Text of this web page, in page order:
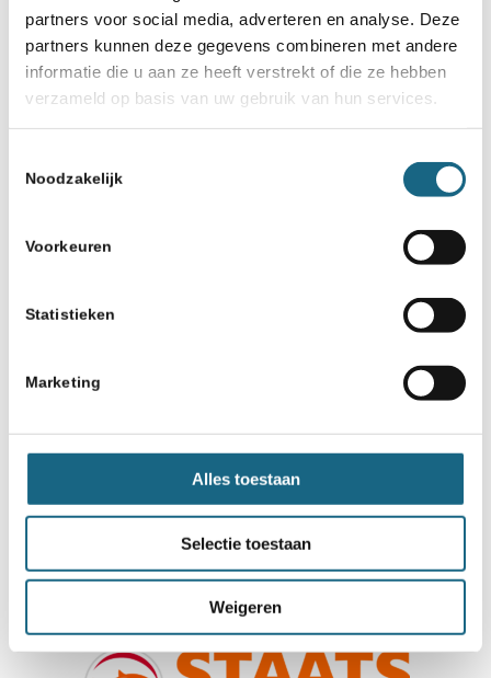
partners voor social media, adverteren en analyse. Deze
partners kunnen deze gegevens combineren met andere
informatie die u aan ze heeft verstrekt of die ze hebben
verzameld op basis van uw gebruik van hun services.
Noodzakelijk
Voorkeuren
Statistieken
Marketing
Alles toestaan
Selectie toestaan
Weigeren